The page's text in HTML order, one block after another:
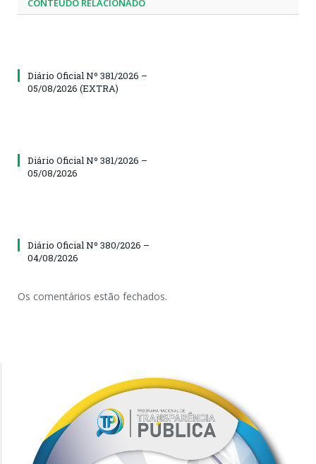
Diário Oficial Nº 381/2026 –
05/08/2026 (EXTRA)
Diário Oficial Nº 381/2026 –
05/08/2026
Diário Oficial Nº 380/2026 –
04/08/2026
Os comentários estão fechados.